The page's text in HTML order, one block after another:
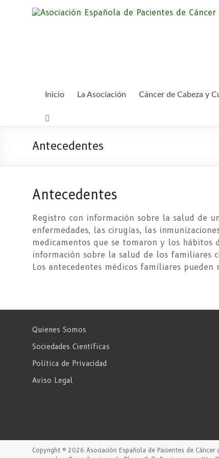
Inicio La Asociación Cáncer de Cabeza y
Antecedentes
Antecedentes
Registro con información sobre la salud de
enfermedades, las cirugías, las
medicamentos que se tomaron y los
información sobre la salud de los familiares
Los antecedentes médicos familiares
Quienes Somos
Sociedades Científicas
Política de Privacidad
Aviso Legal
Copyright © 2026 Asociación Española de Pacientes de Cáncer